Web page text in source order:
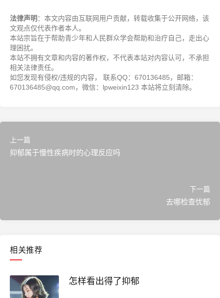
法律声明 ：本文内容由互联网用户贡献，转载收集于公开网络，该
文观点仅代表作者本人。
本站宗旨在于帮助青少年和人民群众学会帮助和治疗自己，走出心
理困扰。
本站不拥有文章和内容的著作权，不代表本站对内容认可，不承担
相关法律责任。
如您发现有侵权/违规的内容， 联系QQ：670136485，邮箱：
670136485@qq.com，微信：lpweixin123 本站将立刻清除。
上一篇
抑郁属于慢性疾病时的心理反应吗
下一篇
去哪检查忧郁
相关推荐
怎样看出得了抑郁